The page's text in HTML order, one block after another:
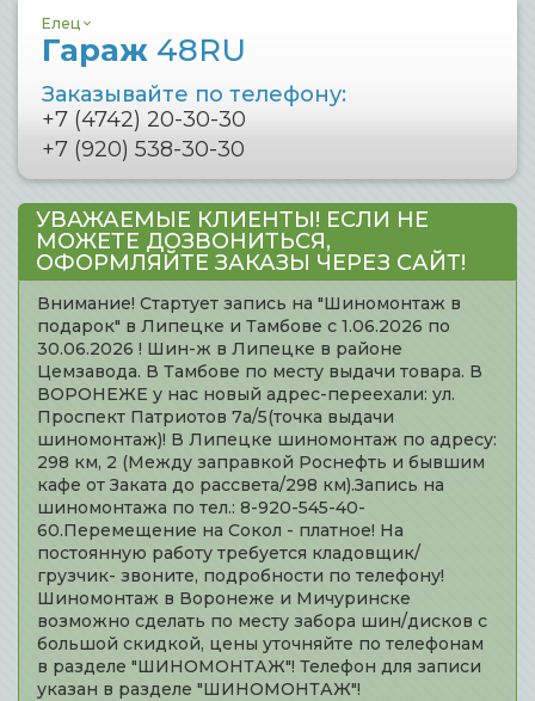
Елец
Гараж 48RU
Заказывайте по телефону:
+7 (4742) 20-30-30
+7 (920) 538-30-30
УВАЖАЕМЫЕ КЛИЕНТЫ! ЕСЛИ НЕ
МОЖЕТЕ ДОЗВОНИТЬСЯ,
ОФОРМЛЯЙТЕ ЗАКАЗЫ ЧЕРЕЗ САЙТ!
Внимание! Стартует запись на "Шиномонтаж в
подарок" в Липецке и Тамбове с 1.06.2026 по
30.06.2026 ! Шин-ж в Липецке в районе
Цемзавода. В Тамбове по месту выдачи товара. В
ВОРОНЕЖЕ у нас новый адрес-переехали: ул.
Проспект Патриотов 7а/5(точка выдачи
шиномонтаж)! В Липецке шиномонтаж по адресу:
298 км, 2 (Между заправкой Роснефть и бывшим
кафе от Заката до рассвета/298 км).Запись на
шиномонтажа по тел.: 8-920-545-40-
60.Перемещение на Сокол - платное! На
постоянную работу требуется кладовщик/
грузчик- звоните, подробности по телефону!
Шиномонтаж в Воронеже и Мичуринске
возможно сделать по месту забора шин/дисков с
большой скидкой, цены уточняйте по телефонам
в разделе "ШИНОМОНТАЖ"! Телефон для записи
указан в разделе "ШИНОМОНТАЖ"!